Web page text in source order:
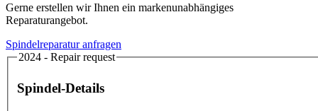
Gerne erstellen wir Ihnen ein markenunabhängiges
Reparaturangebot.
Spindelreparatur anfragen
2024 - Repair request
Spindel-Details